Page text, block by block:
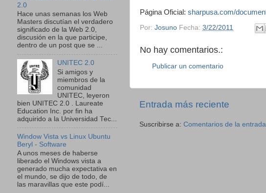
Página Oficial: sharpusa.com/
Por: Josuno Fecha: 3/22/2011
No hay comentarios.:
Publicar un comentario
Entrada más reciente
Suscribirse a: Comentarios de la
2.0
Hace unas semanas los Web
Masters discutían el verdadero
significado de la Web 2.0,
discusión en la que participe,
dentro de un post que se ...
UNITEC 2.0
Si amigos y
miembros de la
comunidad
UNITEC, leyeron
bien UNITEC 2.0 . Laureate
Education Inc. por fin ha
adquirido a la Universidad Tec...
Window Vista vs Linux Ubuntu
Beryl - Software
A unos meses de haberse
liberado el Windows vista a
generado mucha expectativa en
el mundo, se dijo de todo, de
las maravillas que este podí...